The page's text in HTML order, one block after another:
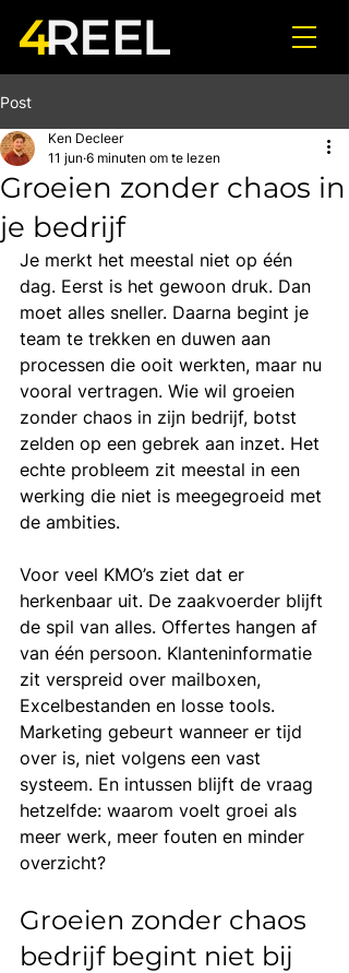
Post
Groeien zonder chaos in
je bedrijf
Ken Decleer
11 jun 6 minuten om te lezen
Je merkt het meestal niet op één
dag. Eerst is het gewoon druk. Dan
moet alles sneller. Daarna begint je
team te trekken en duwen aan
processen die ooit werkten, maar nu
vooral vertragen. Wie wil groeien
zonder chaos in zijn bedrijf, botst
zelden op een gebrek aan inzet. Het
echte probleem zit meestal in een
werking die niet is meegegroeid met
de ambities.
Voor veel KMO’s ziet dat er
herkenbaar uit. De zaakvoerder blijft
de spil van alles. Offertes hangen af
van één persoon. Klanteninformatie
zit verspreid over mailboxen,
Excelbestanden en losse tools.
Marketing gebeurt wanneer er tijd
over is, niet volgens een vast
systeem. En intussen blijft de vraag
hetzelfde: waarom voelt groei als
meer werk, meer fouten en minder
overzicht?
Groeien zonder chaos
bedrijf begint niet bij